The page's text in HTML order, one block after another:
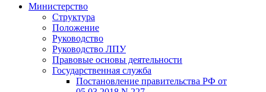
Министерство
Структура
Положение
Руководство
Руководство ЛПУ
Правовые основы деятельности
Государственная служба
Постановление правительства РФ от